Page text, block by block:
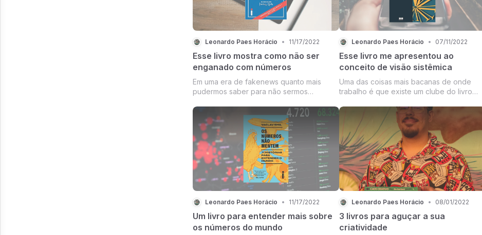
Leonardo Paes Horácio • 11/17/2022
Esse livro mostra como não ser
enganado com números
Em uma era de fakenews quanto mais
pudermos saber para não sermos
abreviar) fala justamente disso, sabe
aqueles 9 em cada 10 dentistas que
recomendam Colgate? Então, são deles
que estamos falando.
Leonardo Paes Horácio • 07/11/2022
Esse livro me apresentou ao
conceito de visão sistêmica
Uma das coisas mais bacanas de onde
trabalho é que existe um clube do livro
empresa. Então periodicamente
escolhemos um livro que faça sentido de
uma maneira geral para todo mundo e
realizamos encontros semanais
Leonardo Paes Horácio • 11/17/2022
Um livro para entender mais sobre
os números do mundo
Leonardo Paes Horácio • 08/01/2022
3 livros para aguçar a sua
criatividade